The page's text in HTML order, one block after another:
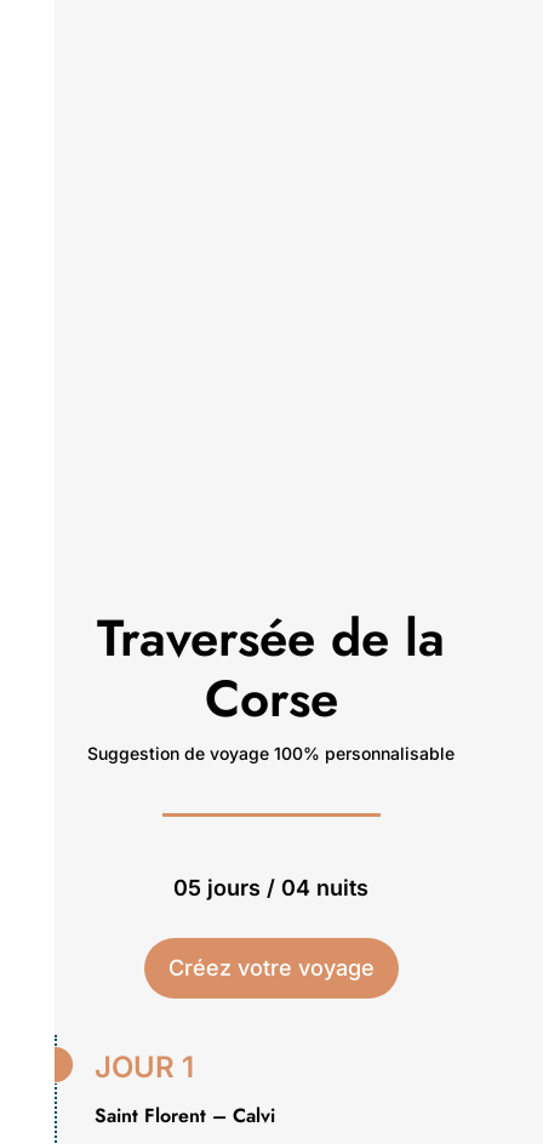
Traversée de la
Corse
Suggestion de voyage 100% personnalisable
05 jours / 04 nuits
Créez votre voyage
 JOUR 1
Saint Florent – Calvi